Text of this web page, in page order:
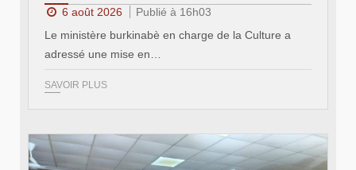
6 août 2026
Publié à 16h03
Le ministère burkinabè en charge de la Culture a
adressé une mise en…
SAVOIR PLUS